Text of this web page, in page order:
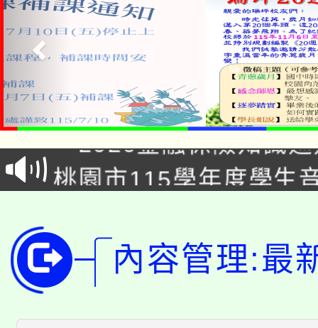
公告本校115學年度第
代理(課)教師甄選結果(
「2026金融保險知識
車」活動
桃園市115學年度學生
代理(課)教師甄選結果(
公告本校115學年度第
代理(課)教師甄選結果
轉知中國文化大學推廣
內容管理:最